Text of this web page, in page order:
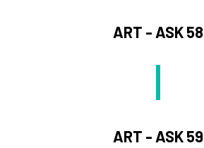
ART - ASK 58
ART - ASK 59